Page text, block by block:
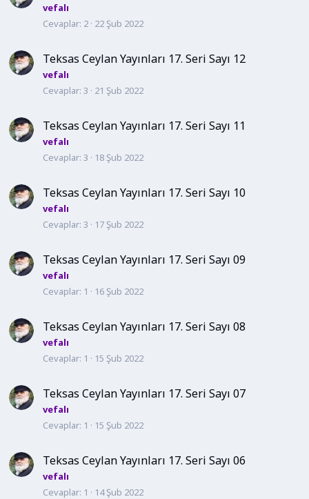
vefalı
Cevaplar 2 22 Şub 2022
Teksas Ceylan Yayınları 17. Seri Sayı 12
vefalı
Cevaplar 3 21 Şub 2022
Teksas Ceylan Yayınları 17. Seri Sayı 11
vefalı
Cevaplar 3 18 Şub 2022
Teksas Ceylan Yayınları 17. Seri Sayı 10
vefalı
Cevaplar 3 17 Şub 2022
Teksas Ceylan Yayınları 17. Seri Sayı 09
vefalı
Cevaplar 1 16 Şub 2022
Teksas Ceylan Yayınları 17. Seri Sayı 08
vefalı
Cevaplar 1 15 Şub 2022
Teksas Ceylan Yayınları 17. Seri Sayı 07
vefalı
Cevaplar 1 15 Şub 2022
Teksas Ceylan Yayınları 17. Seri Sayı 06
vefalı
Cevaplar 1 14 Şub 2022